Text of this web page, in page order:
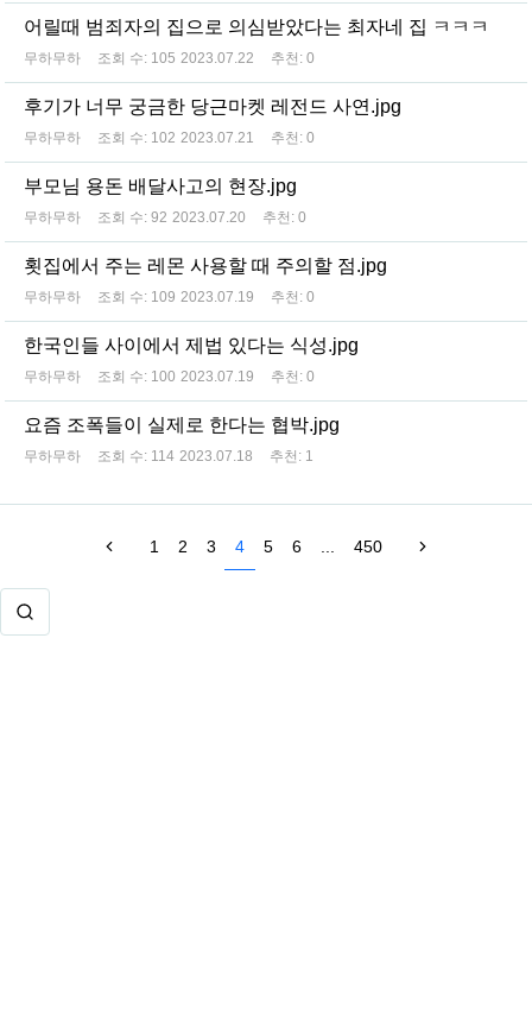
어릴때 범죄자의 집으로 의심받았다는 최자네 집 ㅋㅋㅋ
무하무하 조회 수: 105 2023.07.22 추천: 0
후기가 너무 궁금한 당근마켓 레전드 사연.jpg
무하무하 조회 수: 102 2023.07.21 추천: 0
부모님 용돈 배달사고의 현장.jpg
무하무하 조회 수: 92 2023.07.20 추천: 0
횟집에서 주는 레몬 사용할 때 주의할 점.jpg
무하무하 조회 수: 109 2023.07.19 추천: 0
한국인들 사이에서 제법 있다는 식성.jpg
무하무하 조회 수: 100 2023.07.19 추천: 0
요즘 조폭들이 실제로 한다는 협박.jpg
무하무하 조회 수: 114 2023.07.18 추천: 1
1 2 3 4 5 6 450